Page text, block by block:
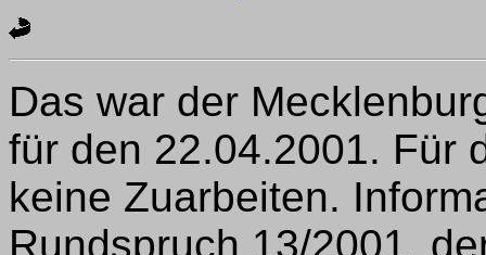
Das war der
für den 22.04.2001. Für
keine Zuarbeiten.
Rundspruch 13/2001,